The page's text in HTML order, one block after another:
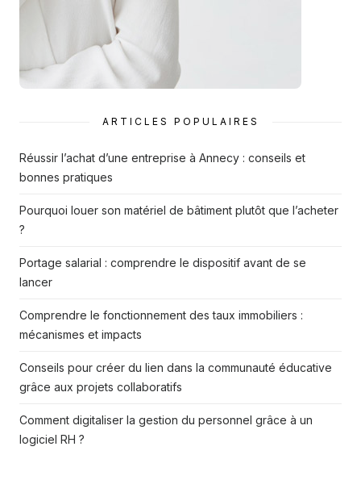
ARTICLES POPULAIRES
Réussir l’achat d’une entreprise à Annecy : conseils et
bonnes pratiques
Pourquoi louer son matériel de bâtiment plutôt que l’acheter
?
Portage salarial : comprendre le dispositif avant de se
lancer
Comprendre le fonctionnement des taux immobiliers :
mécanismes et impacts
Conseils pour créer du lien dans la communauté éducative
grâce aux projets collaboratifs
Comment digitaliser la gestion du personnel grâce à un
logiciel RH ?